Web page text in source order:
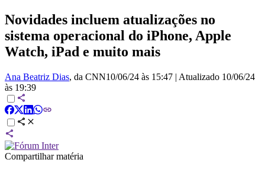
Novidades incluem atualizações no
sistema operacional do iPhone, Apple
Watch, iPad e muito mais
Ana Beatriz Dias, da CNN10/06/24 às 15:47 | Atualizado 10/06/24
às 19:39
Compartilhar matéria